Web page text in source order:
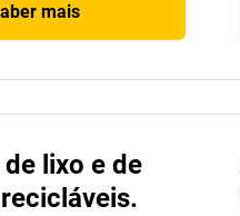
mais
lixo e de